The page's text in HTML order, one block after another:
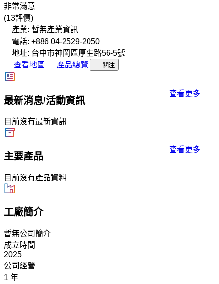
非常滿意
(13評價)
產業: 暫無產業資訊
電話: +886 04-2529-2050
地址: 台中市神岡區厚生路56-5號
查看地圖
產品總覽 關注
最新消息/活動資訊
查看更多
目前沒有最新資訊
主要產品
查看更多
目前沒有產品資料
工廠簡介
暫無公司簡介
成立時間
2025
公司經營
1 年